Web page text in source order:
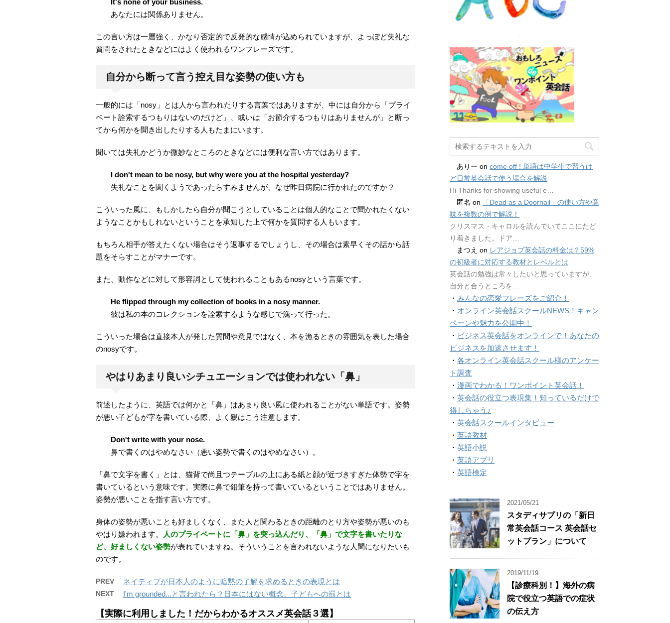
It's none of your business.
あなたには関係ありません。
この言い方は一層強く、かなり否定的で反発的な感情が込められていますが、よっぽど失礼な
質問をされたときなどにはよく使われるワンフレーズです。
自分から断って言う控え目な姿勢の使い方も
一般的には「nosy」とは人から言われたりする言葉ではありますが、中には自分から「プライ
ベート詮索するつもりはないのだけど」、或いは「お節介するつもりはありませんが」と断っ
てから何かを聞き出したりする人もたまにいます。
聞いては失礼かどうか微妙なところのときなどには便利な言い方ではあります。
I don't mean to be nosy, but why were you at the hospital yesterday?
失礼なことを聞くようであったらすみませんが、なぜ昨日病院に行かれたのですか？
こういった風に、もしかしたら自分が聞こうとしていることは個人的なことで聞かれたくない
ようなことかもしれないということを承知した上で何かを質問する人もいます。
もちろん相手が答えたくない場合はそう返事するでしょうし、その場合は素早くその話から話
題をそらすことがマナーです。
また、動作などに対して形容詞として使われることもあるnosyという言葉です。
He flipped through my collection of books in a nosy manner.
彼は私の本のコレクションを詮索するような感じで漁って行った。
こういった場合は直接本人が発した質問や意見ではなく、本を漁るときの雰囲気を表した場合
のnosyです。
やはりあまり良いシチュエーションでは使われない「鼻」
前述したように、英語では何かと「鼻」はあまり良い風に使われることがない単語です。姿勢
が悪い子どもが字を書いている際、よく親はこう注意します。
Don't write with your nose.
鼻で書くのはやめなさい（悪い姿勢で書くのはやめなさい）。
「鼻で文字を書く」とは、猫背で尚且つテーブルの上にある紙と顔が近づきすぎた体勢で字を
書いているという意味です。実際に鼻で鉛筆を持って書いているということではありません。
姿勢が悪いことを指す言い方です。
身体の姿勢が悪いことも好ましくなく、また人と関わるときの距離のとり方や姿勢が悪いのも
やはり嫌われます。
人のプライベートに「鼻」を突っ込んだり、「鼻」で文字を書いたりな
ど、好ましくない姿勢が表れていますね。そういうことを言われないような人間になりたいも
のです。
PREV ネイティブが日本人のように暗黙の了解を求めるときの表現とは
NEXT I'm grounded...と言われたら？日本にはない概念、子どもへの罰とは
【実際に利用しました！だからわかるオススメ英会話３選】
ありー on come off ! 単語は中学生で習うけ
ど日常英会話で使う場合を解説
Hi Thanks for showing useful e…
匿名 on
「Dead as a Doornail」の使い方や意
味を複数の例で解説！
クリスマス・キャロルを読んでいてここにたど
り着きました。ドア…
まつえ on レアジョブ英会話の料金は？59%
の初級者に対応する教材とレベルとは
英会話の勉強は常々したいと思っていますが、
自分と合うところを…
・ みんなの恋愛フレーズをご紹介！
・ オンライン英会話スクールNEWS！キャン
ペーンや魅力を公開中！
・ ビジネス英会話をオンラインで！あなたの
ビジネスを加速させます！
・ 各オンライン英会話スクール様のアンケー
ト調査
・ 漫画でわかる！ワンポイント英会話！
・ 英会話の役立つ表現集！知っているだけで
得しちゃう♪
・ 英会話スクールインタビュー
・ 英語教材
・ 英語小説
・ 英語アプリ
・ 英語検定
2021/05/21
スタディサプリの「新日
常英会話コース 英会話セ
ットプラン」について
2019/11/19
【診療科別！】海外の病
院で役立つ英語での症状
の伝え方